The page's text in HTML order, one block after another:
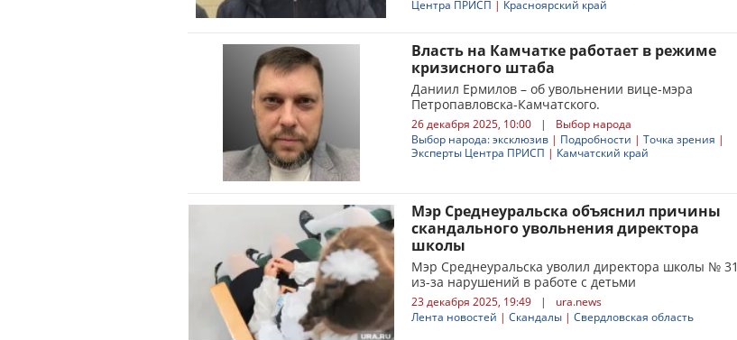
Центра ПРИСП | Красноярский край
Власть на Камчатке работает в режиме
кризисного штаба
Даниил Ермилов – об увольнении вице-мэра
Петропавловска-Камчатского.
26 декабря 2025, 10:00 |
Выбор народа
Выбор народа: эксклюзив | Подробности | Точка зрения |
Эксперты Центра ПРИСП | Камчатский край
Мэр Среднеуральска объяснил причины
скандального увольнения директора
школы
Мэр Среднеуральска уволил директора школы № 31
из-за нарушений в работе с детьми
23 декабря 2025, 19:49 |
ura.news
Лента новостей | Скандалы | Свердловская область